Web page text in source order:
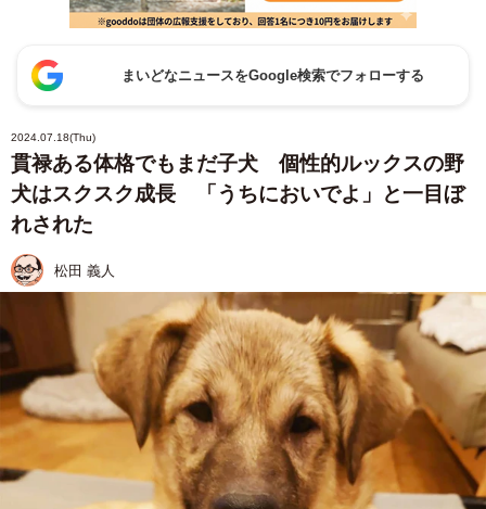
まいどなニュースをGoogle検索でフォローする
2024.07.18(Thu)
貫禄ある体格でもまだ子犬 個性的ルックスの野
犬はスクスク成長 「うちにおいでよ」と一目ぼ
れされた
松田 義人